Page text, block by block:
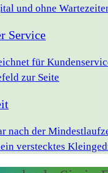
und ohne
Service
für
zur Seite
nach der
verstecktes